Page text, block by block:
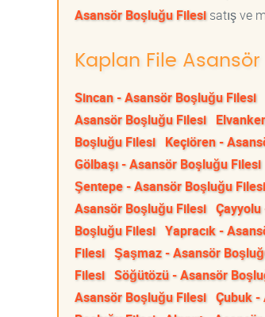
Asansör Boşluğu Filesisatış ve
Kaplan File
Sincan - Asansör Boşluğu Filesi
Asansör Boşluğu Filesi
Boşluğu Filesi Keçiören -
Gölbaşı - Asansör Boşluğu Filesi
Şentepe - Asansör Boşluğu Filesi
Asansör Boşluğu Filesi
Boşluğu Filesi Yapracık -
Filesi Şaşmaz - Asansör
Filesi Söğütözü - Asansör
Asansör Boşluğu Filesi Çubuk -